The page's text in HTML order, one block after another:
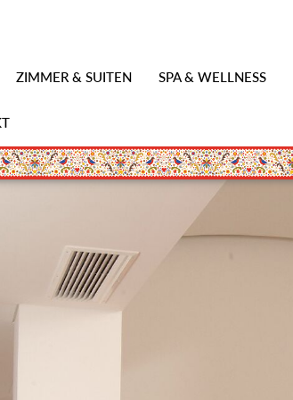
ZIMMER & SUITEN SPA & WELLNESS